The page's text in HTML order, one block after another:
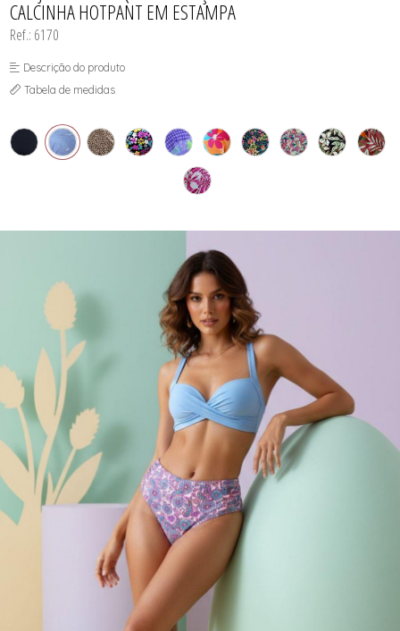
SUTIÃS
CALCINHA HOTPANT EM ESTAMPA
Ref.: 6170
Descrição do produto
Tabela de medidas